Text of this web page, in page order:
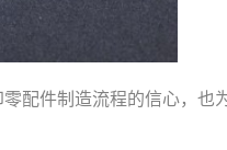
配件制造流程的信心，